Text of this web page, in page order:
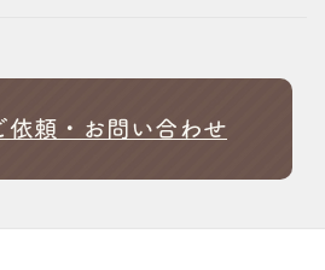
頼・お問い合わせ